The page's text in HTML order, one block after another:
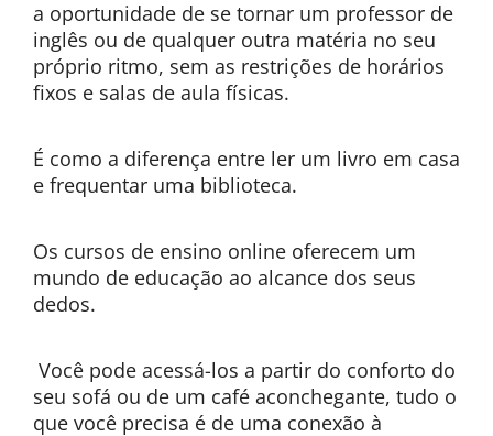
a oportunidade de se tornar um professor de
inglês ou de qualquer outra matéria no seu
próprio ritmo, sem as restrições de horários
fixos e salas de aula físicas.
É como a diferença entre ler um livro em casa
e frequentar uma biblioteca.
Os cursos de ensino online oferecem um
mundo de educação ao alcance dos seus
dedos.
Você pode acessá-los a partir do conforto do
seu sofá ou de um café aconchegante, tudo o
que você precisa é de uma conexão à